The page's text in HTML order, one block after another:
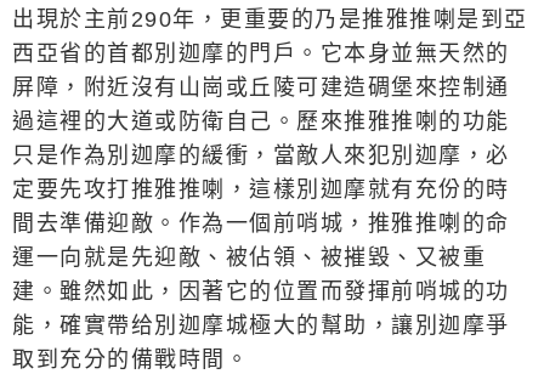
出現於主前 290年，更重要的乃是推雅推喇是到亞
西亞省的首都別迦摩的門戶。它本身並無天然的
屏障，附近沒有山崗或丘陵可建造碉堡來控制通
過這裡的大道或防衛自己。歷來推雅推喇的功能
只是作為別迦摩的緩衝，當敵人來犯別迦摩，必
定要先攻打推雅推喇，這樣別迦摩就有充份的時
間去準備迎敵。作為一個前哨城，推雅推喇的命
運一向就是先迎敵、被佔領、被摧毀、又被重
建。雖然如此，因著它的位置而發揮前哨城的功
能，確實帶给別迦摩城極大的幫助，讓別迦摩爭
取到充分的備戰時間。